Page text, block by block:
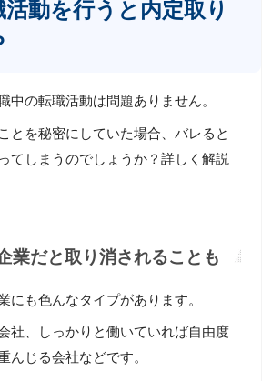
動を行うと内定取り
中の転職活動は問題ありません。
とを秘密にしていた場合、バレると
てしまうのでしょうか？詳しく解説
業だと取り消されることも
にも色んなタイプがあります。
社、しっかりと働いていれば自由度
んじる会社などです。